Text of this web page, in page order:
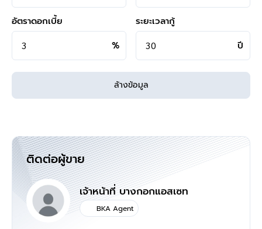
คุยไลน์กับบ้านบางกอก >
http://line.me/ti/p/%40bangkokasset
s
Instagram >
https://goo.gl/REzvav
ดูรายละเอียดเพิ่มเติมได้ที่ > http://www.bangkokassets.com/
รีวิวจริงจากลูกค้าได้ที่ :
กับเรา "บ้านบางกอก" ?? อยากรู้คลิก<<<
แผนที่
อัตราดอกเบี้ย
%
ระยะเวลากู้
ปี
ล้างข้อมูล
ติดต่อผู้ขาย
เจ้าหน้าที่ บางกอกแอสเซท
BKA Agent